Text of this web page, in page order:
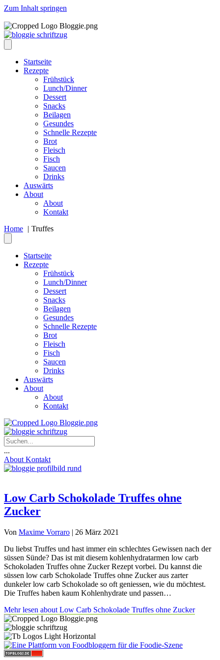
Zum Inhalt springen
Startseite
Rezepte
Frühstück
Lunch/Dinner
Dessert
Snacks
Beilagen
Gesundes
Schnelle Rezepte
Brot
Fleisch
Fisch
Saucen
Drinks
Auswärts
About
About
Kontakt
Home
Truffes
Startseite
Rezepte
Frühstück
Lunch/Dinner
Dessert
Snacks
Beilagen
Gesundes
Schnelle Rezepte
Brot
Fleisch
Fisch
Saucen
Drinks
Auswärts
About
About
Kontakt
...
About Kontakt
Low Carb Schokolade Truffes ohne
Zucker
Von Maxime Vorraro | 26 März 2021
Du liebst Truffes und hast immer ein schlechtes Gewissen nach der
süssen Sünde? Das ist mit diesem kohlenhydratarmen low carb
Schokoladen Truffes ohne Zucker Rezept vorbei. Du kannst die
süssen low carb Schokolade Truffes ohne Zucker aus zarter
dunkeler low carb Schokolade so oft geniessen, wie du möchtest.
Die Truffes haben kaum Kohlenhydrate und passen…
Mehr lesen about Low Carb Schokolade Truffes ohne Zucker